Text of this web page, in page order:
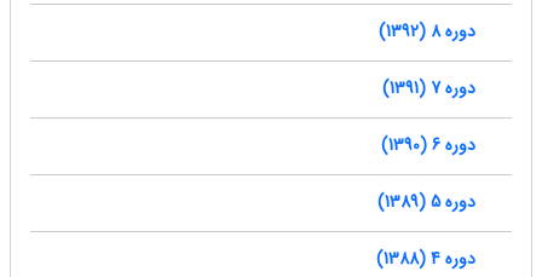
دوره 8 (1392)
دوره 7 (1391)
دوره 6 (1390)
دوره 5 (1389)
دوره 4 (1388)